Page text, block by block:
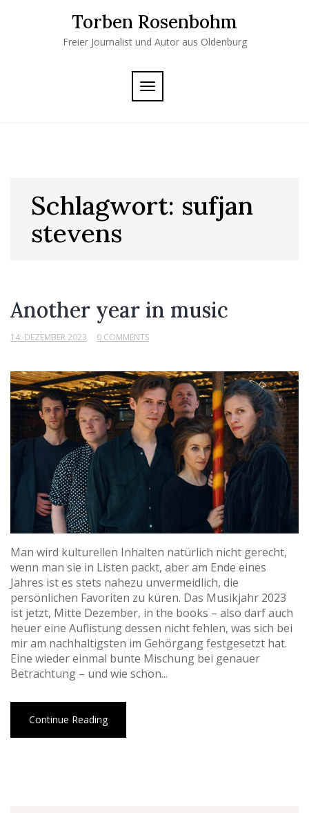
Torben Rosenbohm
Freier Journalist und Autor aus Oldenburg
TOGGLE
NAVIGATION
Schlagwort: sufjan
stevens
Another year in music
14. DEZEMBER 2023 0 COMMENTS
Man wird kulturellen Inhalten natürlich nicht gerecht,
wenn man sie in Listen packt, aber am Ende eines
Jahres ist es stets nahezu unvermeidlich, die
persönlichen Favoriten zu küren. Das Musikjahr 2023
ist jetzt, Mitte Dezember, in the books – also darf auch
heuer eine Auflistung dessen nicht fehlen, was sich bei
mir am nachhaltigsten im Gehörgang festgesetzt hat.
Eine wieder einmal bunte Mischung bei genauer
Betrachtung – und wie schon...
Continue Reading